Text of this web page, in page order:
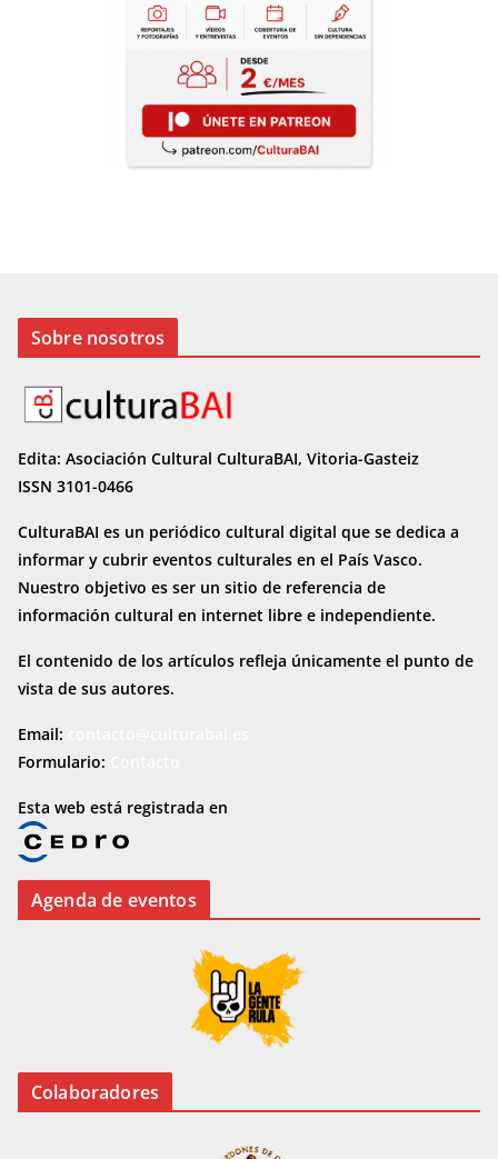
Sobre nosotros
Edita: Asociación Cultural CulturaBAI, Vitoria-Gasteiz
ISSN 3101-0466
CulturaBAI es un periódico cultural digital que se dedica a
informar y cubrir eventos culturales en el País Vasco.
Nuestro objetivo es ser un sitio de referencia de
información cultural en internet libre e independiente.
El contenido de los artículos refleja únicamente el punto de
vista de sus autores.
Email:
Formulario:
Esta web está registrada en
Agenda de eventos
Colaboradores